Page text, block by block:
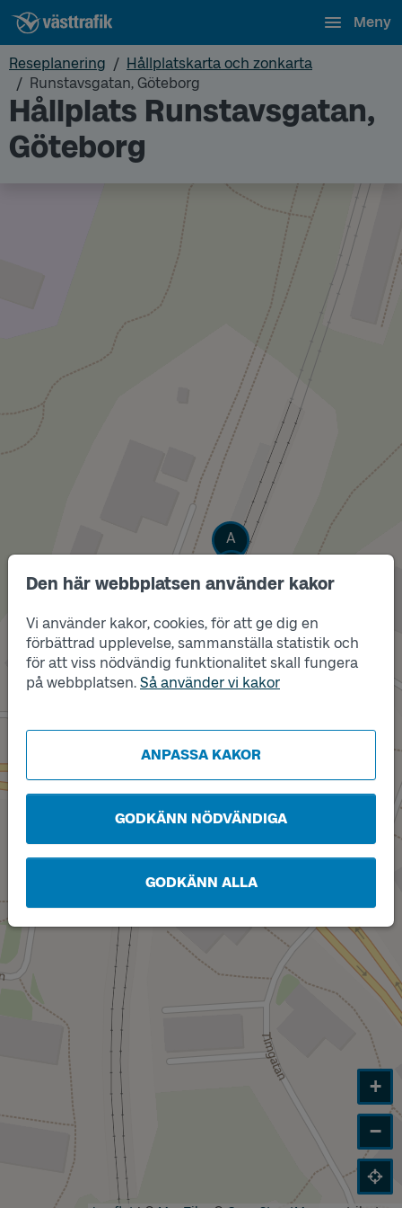
Den här webbplatsen använder kakor
Vi använder kakor, cookies, för att ge dig en
förbättrad upplevelse, sammanställa statistik och
för att viss nödvändig funktionalitet skall fungera
på webbplatsen. Så använder vi kakor
ANPASSA KAKOR
GODKÄNN NÖDVÄNDIGA
GODKÄNN ALLA
Meny
Reseplanering
Hållplatskarta och zonkarta
Runstavsgatan, Göteborg
Hållplats Runstavsgatan,
Göteborg
Läge
A
Läge
Läge
C
Läge
+
−